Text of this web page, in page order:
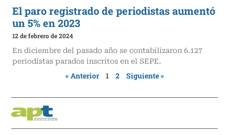
El paro registrado de periodistas aumentó
un 5% en 2023
12 de febrero de 2024
En diciembre del pasado año se contabilizaron 6.127
periodistas parados inscritos en el SEPE.
« Anterior 1 2 Siguiente »